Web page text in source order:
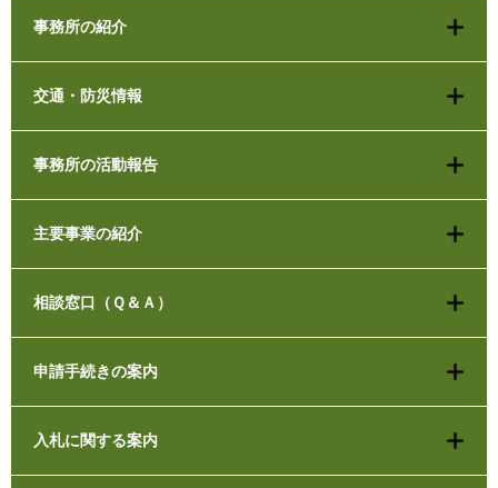
事務所の紹介
交通・防災情報
事務所の活動報告
主要事業の紹介
相談窓口（Ｑ＆Ａ）
申請手続きの案内
入札に関する案内